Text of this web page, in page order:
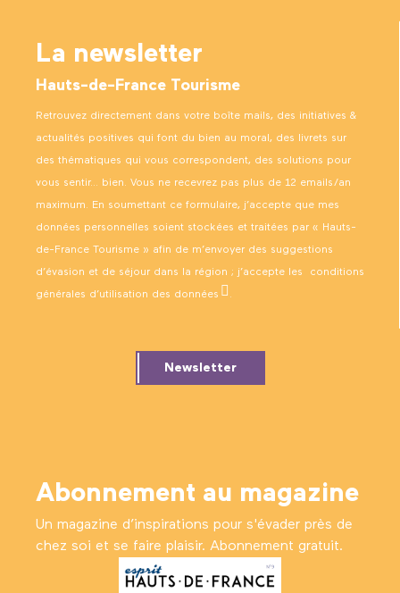
La newsletter
Hauts-de-France Tourisme
Retrouvez directement dans votre boîte mails, des initiatives &
actualités positives qui font du bien au moral, des livrets sur
des thématiques qui vous correspondent, des solutions pour
vous sentir… bien. Vous ne recevrez pas plus de 12 emails/an
maximum. En soumettant ce formulaire, j’accepte que mes
données personnelles soient stockées et traitées par « Hauts-
de-France Tourisme » afin de m’envoyer des suggestions
d’évasion et de séjour dans la région ; j’accepte les conditions
générales d’utilisation des données .
Newsletter
Abonnement au magazine
Un magazine d’inspirations pour s'évader près de
chez soi et se faire plaisir. Abonnement gratuit.